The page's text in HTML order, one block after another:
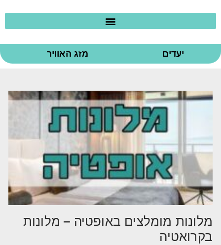
יעדים מזג האוויר
מלונות מומלצים באופטיה – מלונות
בקרואטיה